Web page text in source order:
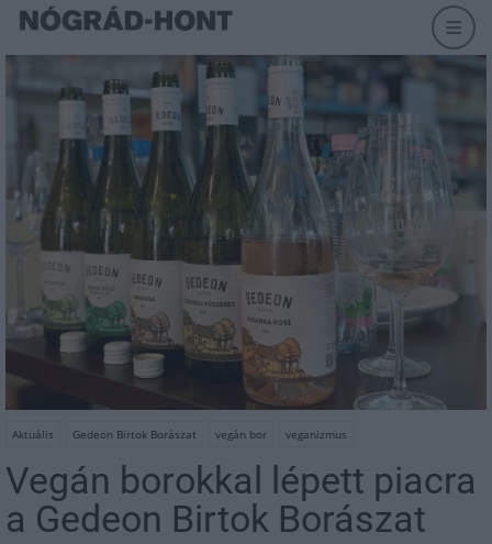
Aktuális Gedeon Birtok Borászat vegán bor veganizmus
Vegán borokkal lépett piacra
a Gedeon Birtok Borászat